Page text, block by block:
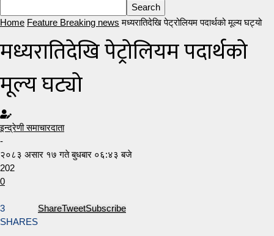
Home Feature Breaking news मध्यरातिदेखि पेट्रोलियम पदार्थको मूल्य घट्यो
मध्यरातिदेखि पेट्रोलियम पदार्थको
मूल्य घट्यो
इन्द्रेणी समाचारदाता
-
२०८३ असार १७ गते बुधबार ०६:४३ बजे
202
0
3
SHARES
ShareTweetSubscribe